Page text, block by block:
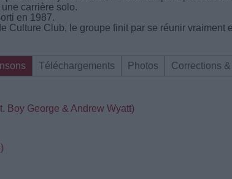
carrière solo.
en 1987.
Culture Club, le groupe finit par se réunir vraiment
Téléchargements Photos Corrections
Boy George & Andrew Wyatt)